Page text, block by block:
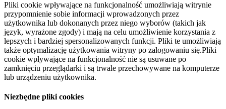
Pliki cookie wpływające na funkcjonalność umożliwiają witrynie
przypomnienie sobie informacji wprowadzonych przez
użytkownika lub dokonanych przez niego wyborów (takich jak
język, wyrażone zgody) i mają na celu umożliwienie korzystania z
lepszych i bardziej spersonalizowanych funkcji. Pliki te umożliwiają
także optymalizację użytkowania witryny po zalogowaniu się.Pliki
cookie wpływające na funkcjonalność nie są usuwane po
zamknięciu przeglądarki i są trwale przechowywane na komputerze
lub urządzeniu użytkownika.
Niezbędne pliki cookies